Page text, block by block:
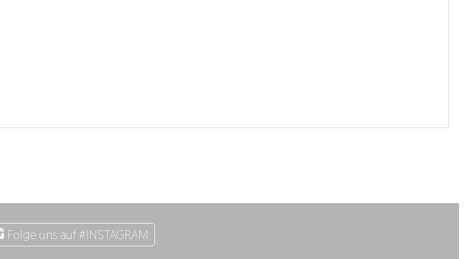
Folge uns auf #INSTAGRAM